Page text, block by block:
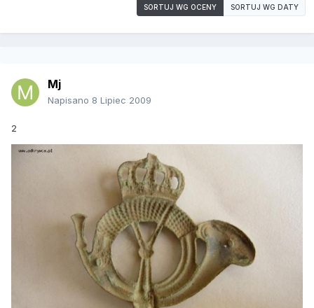
SORTUJ WG OCENY SORTUJ WG DATY
Mj
Napisano 8 Lipiec 2009
2